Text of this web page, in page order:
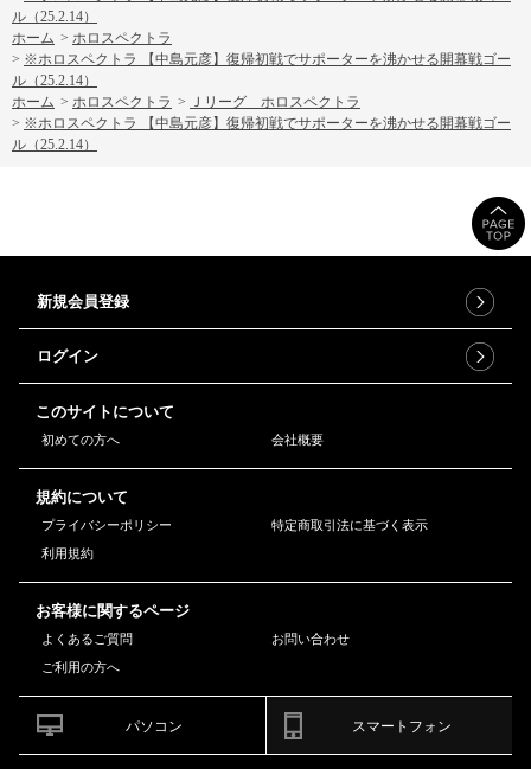
ル（25.2.14）
ホーム > ホロスペクトラ
> ※ホロスペクトラ 【中島元彦】復帰初戦でサポーターを沸かせる開幕戦ゴー
ル（25.2.14）
ホーム > ホロスペクトラ > Ｊリーグ ホロスペクトラ
> ※ホロスペクトラ 【中島元彦】復帰初戦でサポーターを沸かせる開幕戦ゴー
ル（25.2.14）
新規会員登録
ログイン
このサイトについて
初めての方へ 会社概要
規約について
プライバシーポリシー
特定商取引法に基づく表示
利用規約
お客様に関するページ
よくあるご質問
お問い合わせ
ご利用の方へ
パソコン スマートフォン